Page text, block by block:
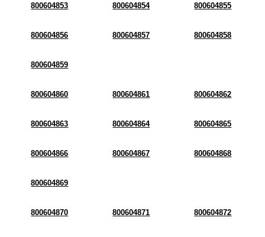
800604853 800604854 800604855
800604856 800604857 800604858
800604859
800604860 800604861 800604862
800604863 800604864 800604865
800604866 800604867 800604868
800604869
800604870 800604871 800604872